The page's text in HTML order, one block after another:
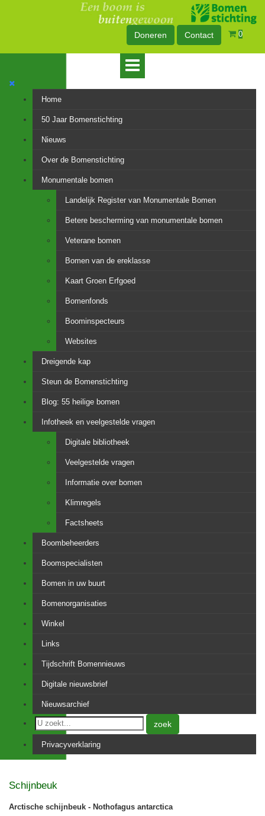
Doneren Contact 0
Home
50 Jaar Bomenstichting
Nieuws
Over de Bomenstichting
Monumentale bomen
Landelijk Register van Monumentale Bomen
Betere bescherming van monumentale bomen
Veterane bomen
Bomen van de ereklasse
Kaart Groen Erfgoed
Bomenfonds
Boominspecteurs
Websites
Dreigende kap
Steun de Bomenstichting
Blog: 55 heilige bomen
Infotheek en veelgestelde vragen
Digitale bibliotheek
Veelgestelde vragen
Informatie over bomen
Klimregels
Factsheets
Boombeheerders
Boomspecialisten
Bomen in uw buurt
Bomenorganisaties
Winkel
Links
Tijdschrift Bomennieuws
Digitale nieuwsbrief
Nieuwsarchief
zoek
Privacyverklaring
Schijnbeuk
Arctische schijnbeuk - Nothofagus antarctica